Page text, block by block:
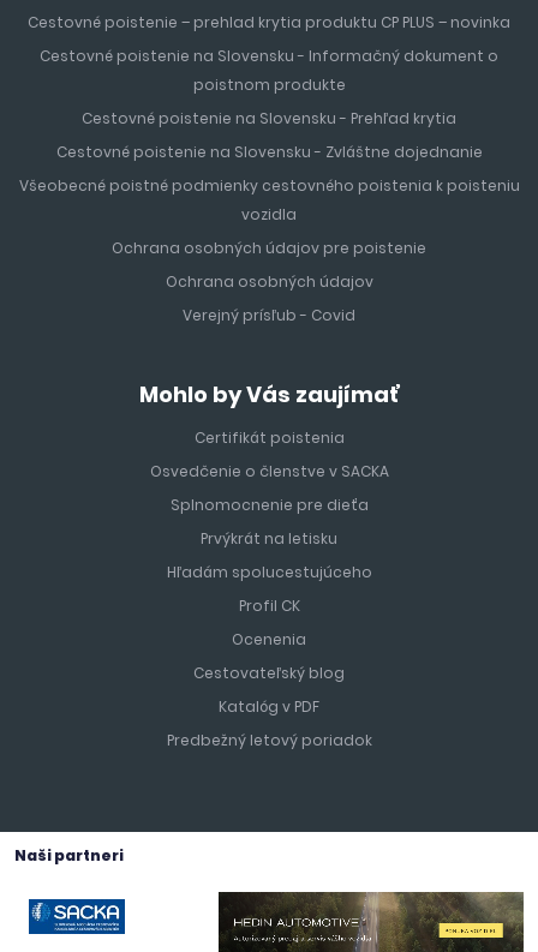
Cestovné poistenie – prehlad krytia produktu CP PLUS – novinka
Cestovné poistenie na Slovensku - Informačný dokument o
poistnom produkte
Cestovné poistenie na Slovensku - Prehľad krytia
Cestovné poistenie na Slovensku - Zvláštne dojednanie
Všeobecné poistné podmienky cestovného poistenia k poisteniu
vozidla
Ochrana osobných údajov pre poistenie
Ochrana osobných údajov
Verejný prísľub - Covid
Mohlo by Vás zaujímať
Certifikát poistenia
Osvedčenie o členstve v SACKA
Splnomocnenie pre dieťa
Prvýkrát na letisku
Hľadám spolucestujúceho
Profil CK
Ocenenia
Cestovateľský blog
Katalóg v PDF
Predbežný letový poriadok
Naši partneri